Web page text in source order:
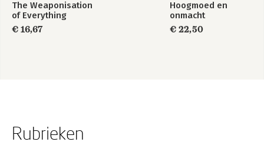
The Weaponisation
of Everything
€ 16,67
Hoogmoed en
onmacht
€ 22,50
Rubrieken